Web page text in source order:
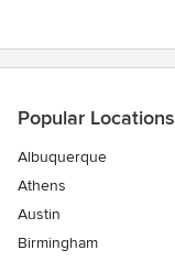
Popular Locations
Albuquerque
Athens
Austin
Birmingham